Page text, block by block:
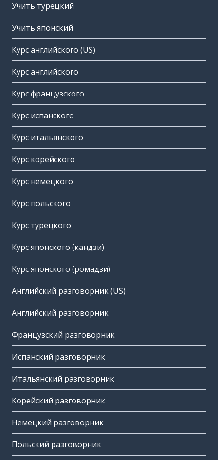
Учить турецкий
Учить японский
Курс английского (US)
Курс английского
Курс французского
Курс испанского
Курс итальянского
Курс корейского
Курс немецкого
Курс польского
Курс турецкого
Курс японского (кандзи)
Курс японского (ромадзи)
Английский разговорник (US)
Английский разговорник
Французский разговорник
Испанский разговорник
Итальянский разговорник
Корейский разговорник
Немецкий разговорник
Польский разговорник